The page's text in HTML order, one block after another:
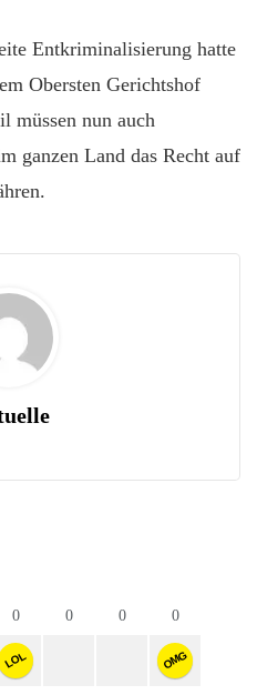
Entkriminalisierung hatte
Obersten Gerichtshof
müssen nun auch
ganzen Land das Recht auf
0
LOL
0 0 0
OMG